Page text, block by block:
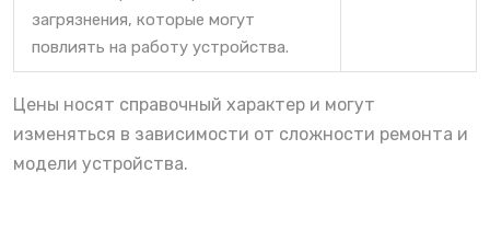
загрязнения, которые могут
повлиять на работу устройства.
Цены носят справочный характер и могут
изменяться в зависимости от сложности ремонта и
модели устройства.